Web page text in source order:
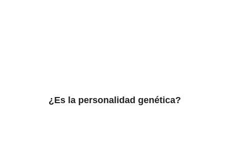
¿Es la personalidad genética?